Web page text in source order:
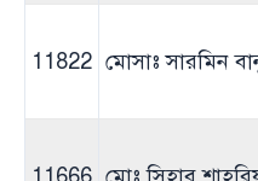
11822 মোসাঃ সারমিন